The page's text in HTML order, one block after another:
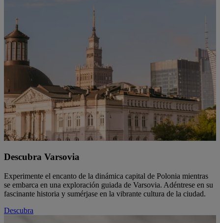
Descubra Varsovia
Experimente el encanto de la dinámica capital de Polonia mientras
se embarca en una exploración guiada de Varsovia. Adéntrese en su
fascinante historia y sumérjase en la vibrante cultura de la ciudad.
Descubra